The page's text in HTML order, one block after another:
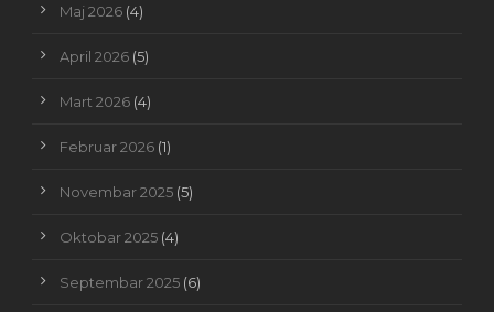
Maj 2026 (4)
April 2026 (5)
Mart 2026 (4)
Februar 2026 (1)
Novembar 2025 (5)
Oktobar 2025 (4)
Septembar 2025 (6)